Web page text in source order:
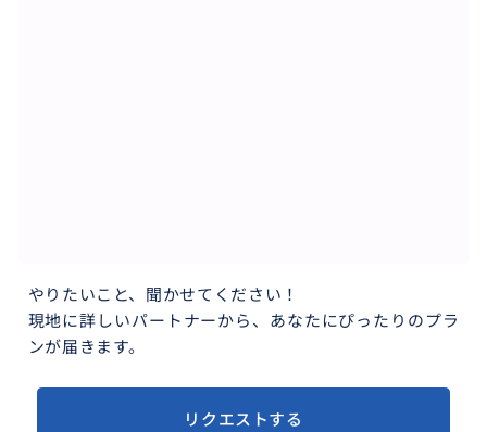
やりたいこと、聞かせてください！
現地に詳しいパートナーから、あなたにぴったりのプラ
ンが届きます。
リクエストする